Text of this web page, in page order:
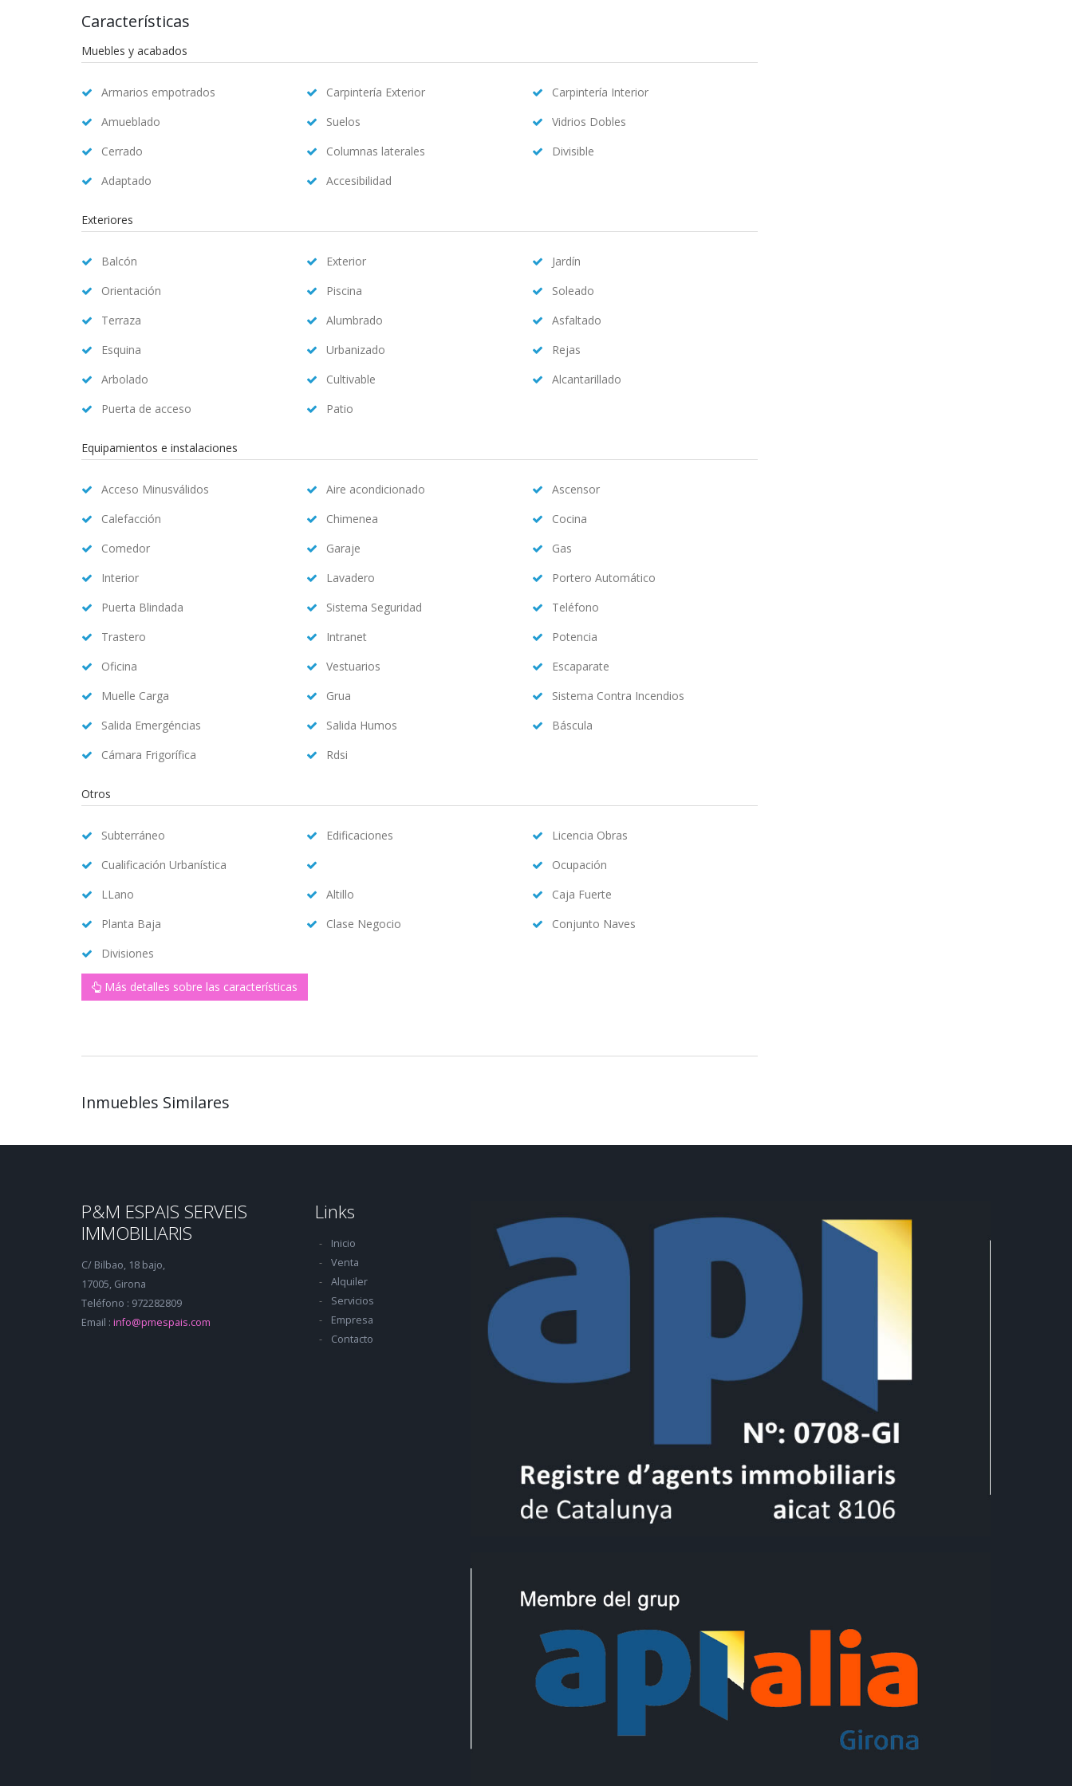
Características
Muebles y acabados
Armarios empotrados Carpintería Exterior
Carpintería Interior
Amueblado
Suelos
Vidrios Dobles
Cerrado
Columnas laterales
Divisible
Adaptado
Accesibilidad
Exteriores
Balcón Exterior
Jardín
Orientación
Piscina
Soleado
Terraza
Alumbrado
Asfaltado
Esquina
Urbanizado
Rejas
Arbolado
Cultivable
Alcantarillado
Puerta de acceso
Patio
Equipamientos e instalaciones
Acceso Minusválidos Aire acondicionado
Ascensor
Calefacción
Chimenea
Cocina
Comedor
Garaje
Gas
Interior
Lavadero
Portero Automático
Puerta Blindada
Sistema Seguridad
Teléfono
Trastero
Intranet
Potencia
Oficina
Vestuarios
Escaparate
Muelle Carga
Grua
Sistema Contra Incendios
Salida Emergéncias
Salida Humos
Báscula
Cámara Frigorífica
Rdsi
Otros
Subterráneo Edificaciones
Licencia Obras
Cualificación Urbanística
Ocupación
LLano
Altillo
Caja Fuerte
Planta Baja
Clase Negocio
Conjunto Naves
Divisiones
Más detalles sobre las características
Inmuebles Similares
P&M ESPAIS SERVEIS
IMMOBILIARIS
C/ Bilbao, 18 bajo,
17005, Girona
Teléfono : 972282809
Email : info@pmespais.com
Links
Inicio
Venta
Alquiler
Servicios
Empresa
Contacto